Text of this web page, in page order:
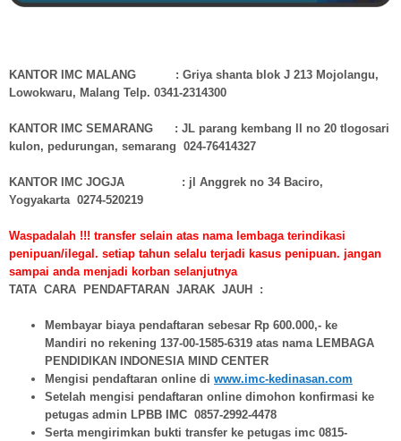
KANTOR IMC MALANG : Griya shanta blok J 213 Mojolangu,
Lowokwaru, Malang Telp. 0341-2314300
KANTOR IMC SEMARANG : JL parang kembang ll no 20 tlogosari
kulon, pedurungan, semarang 024-76414327
KANTOR IMC JOGJA : jl Anggrek no 34 Baciro,
Yogyakarta 0274-520219
Waspadalah !!! transfer selain atas nama lembaga terindikasi
penipuan/ilegal. setiap tahun selalu terjadi kasus penipuan. jangan
sampai anda menjadi korban selanjutnya
TATA CARA PENDAFTARAN JARAK JAUH :
Membayar biaya pendaftaran sebesar Rp 600.000,- ke
Mandiri no rekening 137-00-1585-6319 atas nama LEMBAGA
PENDIDIKAN INDONESIA MIND CENTER
Mengisi pendaftaran online di www.imc-kedinasan.com
Setelah mengisi pendaftaran online dimohon konfirmasi ke
petugas admin LPBB IMC 0857-2992-4478
Serta mengirimkan bukti transfer ke petugas imc 0815-